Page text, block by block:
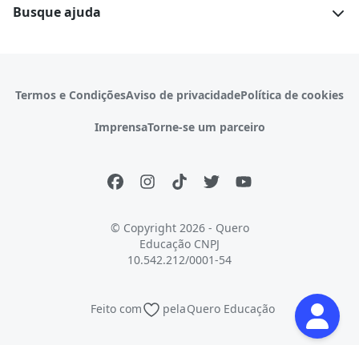
Continuar
Escolas
Profissões
Escolas
Busque ajuda
Vs Mais Estudo/Neora Educa Brasil
Termos e CondiçõesAviso de privacidadePolítica de cookies
ImprensaTorne-se um parceiro
© Copyright 2026 - Quero
Educação CNPJ
10.542.212/0001-54
Feito com pelaQuero Educação